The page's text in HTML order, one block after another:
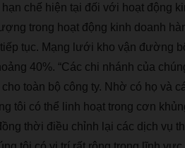
hạn chế hiện tại đối với hoạt động
ng trong hoạt động kinh doanh hà
ếp tục. M ạng l ưới kho vận đường b
ảng 40%. “Các chi nhánh của chú
cho toàn bộ công ty. Nhờ có họ và c
ng tôi có thể linh hoạt trong cơn khủ
ng thời điều chỉnh l ại các d ịch vụ